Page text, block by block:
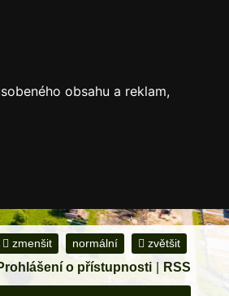
obsahu a reklam,
zmenšit normální zvětšit
o přístupnosti RSS